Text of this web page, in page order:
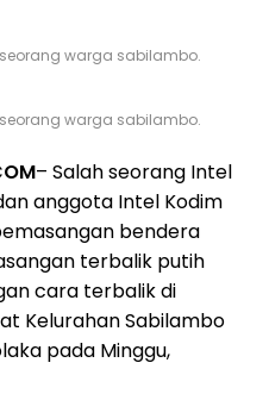
warga sabilambo.
warga sabilambo.
– Salah seorang Intel
anggota Intel Kodim
bendera
terbalik putih
cara terbalik di
Kelurahan Sabilambo
pada Minggu,